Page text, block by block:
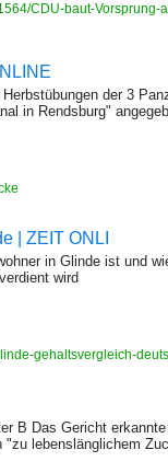
CDU-baut-
der 3
in Rendsburg"
| ZEIT ONLI
in Glinde ist und
wird
gehaltsvergleich-
B Das Gericht
"zu lebenslänglichem